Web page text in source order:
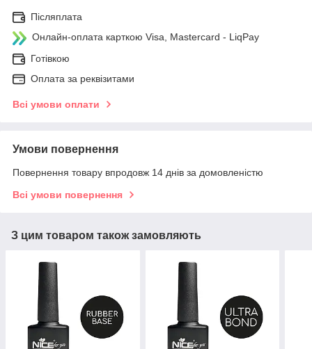
Післяплата
Онлайн-оплата карткою Visa, Mastercard - LiqPay
Готівкою
Оплата за реквізитами
Всі умови оплати
Умови повернення
Повернення товару впродовж 14 днів за домовленістю
Всі умови повернення
З цим товаром також замовляють